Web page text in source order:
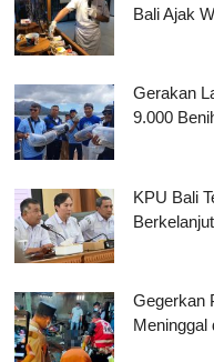
Bali Ajak
Gerakan
9.000
KPU Bali
Gegerkan